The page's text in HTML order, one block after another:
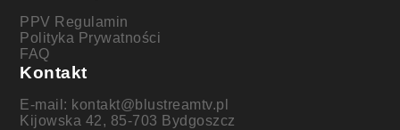
PPV Regulamin
Polityka Prywatności
FAQ
Kontakt
E-mail: kontakt@blustreamtv.pl
Kijowska 42, 85-703 Bydgoszcz